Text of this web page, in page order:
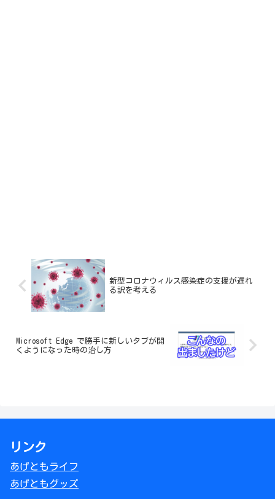
新型コロナウィルス感染症の支援が遅れ
る訳を考える
Microsoft Edge で勝手に新しいタブが開
くようになった時の治し方
リンク
あげともライフ
あげともグッズ